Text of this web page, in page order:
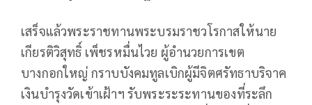
เสร็จแล้วพระราชทานพระบรมราชวโรกาสให้นาย
เกียรติวิสุทธิ์ เพ็ชรหมื่นไวย ผู้อำนวยการเขต
บางกอกใหญ่ กราบบังคมทูลเบิกผู้มีจิตศรัทธาบริจาค
เงินบำรุงวัดเข้าเฝ้าฯ รับพระระระทานของที่ระลึก